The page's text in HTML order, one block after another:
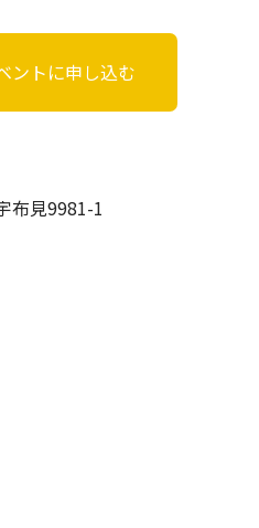
ントに申し込む
布見9981-1